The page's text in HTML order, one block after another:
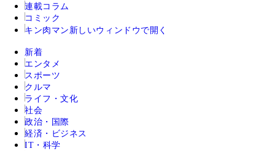
連載コラム
コミック
キン肉マン 新しいウィンドウで開く
新着
エンタメ
スポーツ
クルマ
ライフ・文化
社会
政治・国際
経済・ビジネス
IT・科学